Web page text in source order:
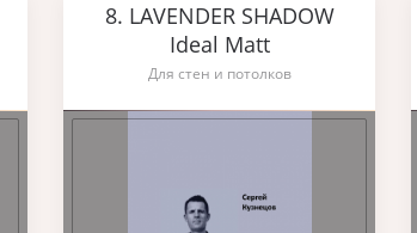
8. LAVENDER SHADOW
Ideal Matt
Для стен и потолков